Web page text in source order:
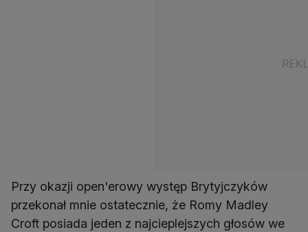
Przy okazji open'erowy występ Brytyjczyków
przekonał mnie ostatecznie, że Romy Madley
Croft posiada jeden z najcieplejszych głosów we